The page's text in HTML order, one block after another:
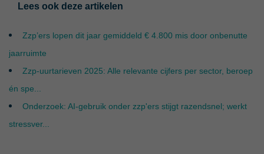
Lees ook deze artikelen
Zzp’ers lopen dit jaar gemiddeld € 4.800 mis door onbenutte
jaarruimte
Zzp-uurtarieven 2025: Alle relevante cijfers per sector, beroep
én spe...
Onderzoek: AI-gebruik onder zzp'ers stijgt razendsnel; werkt
stressver...